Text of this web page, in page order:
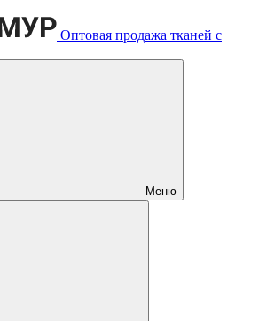
Оптовая продажа тканей с
Меню